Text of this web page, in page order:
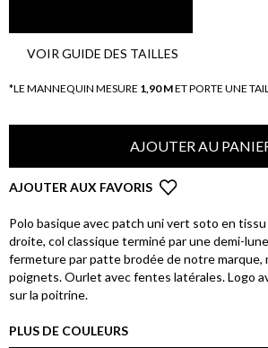
VOIR GUIDE DES TAILLES
*LE MANNEQUIN MESURE 1,90 MET PORTE UNE
AJOUTER AU
AJOUTER AUX FAVORIS
Polo basique avec patch uni vert soto en
droite, col classique terminé par une demi-
fermeture par patte brodée de notre marque,
poignets. Ourlet avec fentes latérales. Logo
sur la poitrine.
PLUS DE COULEURS